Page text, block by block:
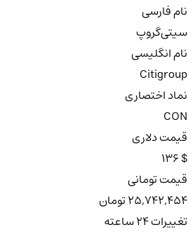
نام فارسی
سیتی‌گروپ
نام انگلیسی
Citigroup
نماد اختصاری
CON
قیمت دلاری
136 $
قیمت تومانی
25,742,454 تومان
تغییرات ۲۴ ساعته